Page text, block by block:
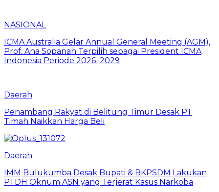
NASIONAL
ICMA Australia Gelar Annual General Meeting (AGM),
Prof. Ana Sopanah Terpilih sebagai President ICMA
Indonesia Periode 2026–2029
Daerah
Penambang Rakyat di Belitung Timur Desak PT
Timah Naikkan Harga Beli
Daerah
IMM Bulukumba Desak Bupati & BKPSDM Lakukan
PTDH Oknum ASN yang Terjerat Kasus Narkoba